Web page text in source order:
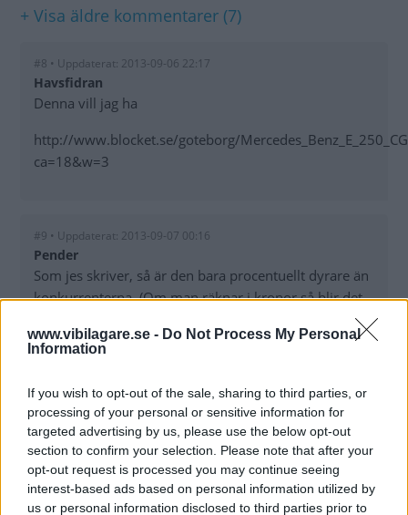
www.vibilagare.se - Do Not Process My Personal
Information
If you wish to opt-out of the sale, sharing to third parties, or
processing of your personal or sensitive information for
targeted advertising by us, please use the below opt-out
section to confirm your selection. Please note that after your
opt-out request is processed you may continue seeing
interest-based ads based on personal information utilized by
us or personal information disclosed to third parties prior to
+ Visa äldre kommentarer (7)
#8 • Uppdaterat: 2013-09-06 22:17
Havsfidran
Denna vill jag ha
http://www.blocket.se/goteborg/
ca=18&w=3
#9 • Uppdaterat: 2013-09-07 00:16
Pender
Som jes skriver, så är den bara procentuellt dyrare än
konkurrenterna. (Om man räknar i kronor så blir det
självaktning räknar i kronor?) Kostar lite att skilja sej
får det duga med bilen.
#a • Uppdaterat: 2013-09-07 08:23
saabnisse
Nej Pender det stämmer inte. Om du plockar på en